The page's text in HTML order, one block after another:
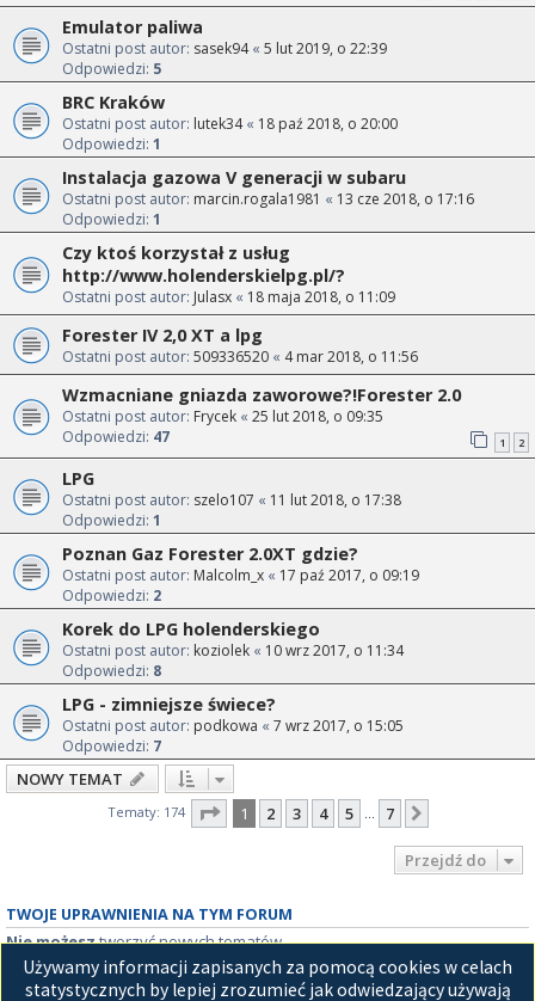
Emulator paliwa
Ostatni post autor: sasek94« 5 lut 2019, o 22:39
Odpowiedzi: 5
BRC Kraków
Ostatni post autor: lutek34« 18 paź 2018, o 20:00
Odpowiedzi: 1
Instalacja gazowa V generacji w subaru
Ostatni post autor: marcin.rogala1981 « 13 cze 2018, o 17:16
Odpowiedzi: 1
Czy ktoś korzystał z usług
http://www.holenderskielpg.pl/?
Ostatni post autor: Julasx « 18 maja 2018, o 11:09
Forester IV 2,0 XT a lpg
Ostatni post autor: 509336520 « 4 mar 2018, o 11:56
Wzmacniane gniazda zaworowe?!Forester 2.0
Ostatni post autor: Frycek « 25 lut 2018, o 09:35
Odpowiedzi: 47 1 2
LPG
Ostatni post autor: szelo107 « 11 lut 2018, o 17:38
Odpowiedzi: 1
Poznan Gaz Forester 2.0XT gdzie?
Ostatni post autor: Malcolm_x « 17 paź 2017, o 09:19
Odpowiedzi: 2
Korek do LPG holenderskiego
Ostatni post autor: koziolek « 10 wrz 2017, o 11:34
Odpowiedzi: 8
LPG - zimniejsze świece?
Ostatni post autor: podkowa « 7 wrz 2017, o 15:05
Odpowiedzi: 7
NOWY TEMAT
Tematy: 174 Strona z7
1 2 3 4 5 … 7
Przejdź do
TWOJE UPRAWNIENIA NA TYM FORUM
Nie możesztworzyć nowych tematów
Nie możeszodpowiadać w tematach
Nie możeszzmieniać swoich postów
Używamy informacji zapisanych za pomocą cookies w celach
statystycznych by lepiej zrozumieć jak odwiedzający używają